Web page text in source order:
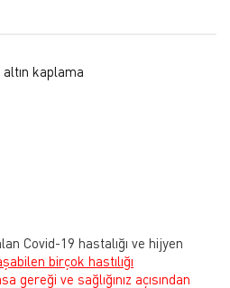
kaplama
Covid-19 hastalığı ve hijyen
birçok hastılığı
gereği ve sağlığınız açısından